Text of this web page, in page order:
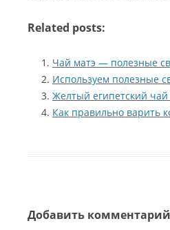
Related posts:
Чай матэ — полезные
Используем полезные
Желтый египетский
Как правильно варить
Добавить комментарий